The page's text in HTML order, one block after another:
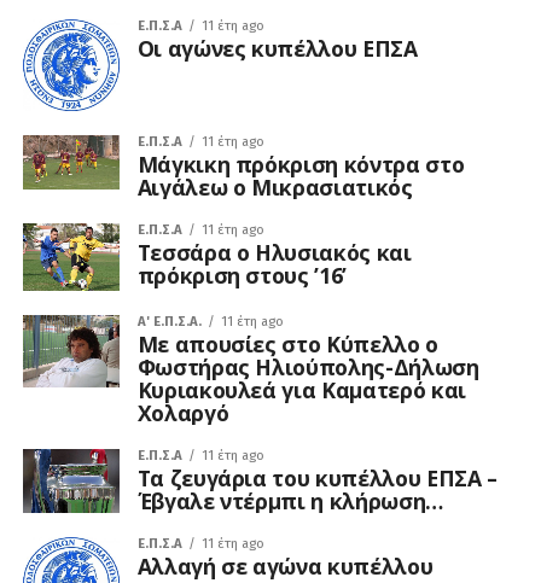
Ε.Π.Σ.Α 11 έτη ago
Οι αγώνες κυπέλλου ΕΠΣΑ
Ε.Π.Σ.Α 11 έτη ago
Μάγκικη πρόκριση κόντρα στο
Αιγάλεω ο Μικρασιατικός
Ε.Π.Σ.Α 11 έτη ago
Τεσσάρα ο Ηλυσιακός και
πρόκριση στους ’16’
A' Ε.Π.Σ.Α. 11 έτη ago
Με απουσίες στο Κύπελλο ο
Φωστήρας Ηλιούπολης-Δήλωση
Κυριακουλεά για Καματερό και
Χολαργό
Ε.Π.Σ.Α 11 έτη ago
Τα ζευγάρια του κυπέλλου ΕΠΣΑ –
Έβγαλε ντέρμπι η κλήρωση…
Ε.Π.Σ.Α 11 έτη ago
Αλλαγή σε αγώνα κυπέλλου